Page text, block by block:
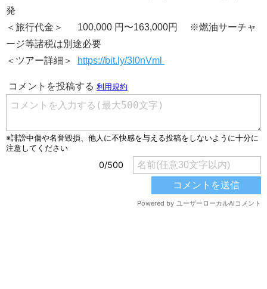
発
＜旅行代金＞ 100,000 円〜163,000円 ※燃油サーチャ
ージ等諸税は別途必要
＜ツアー詳細＞
https://bit.ly/3l0nVml